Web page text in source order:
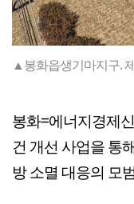
▲봉화읍생기마지구.
봉화=에너지경제
건 개선 사업을 통
방 소멸 대응의 모